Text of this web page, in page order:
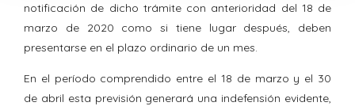
notificación de dicho trámite con anterioridad del 18 de
marzo de 2020 como si tiene lugar después, deben
presentarse en el plazo ordinario de un mes.
En el período comprendido entre el 18 de marzo y el 30
de abril esta previsión generará una indefensión evidente,